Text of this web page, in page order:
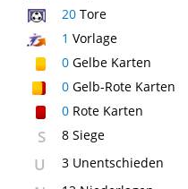
20 Tore
1 Vorlage
0 Gelbe Karten
0 Gelb-Rote Karten
0 Rote Karten
S 8 Siege
U 3 Unentschieden